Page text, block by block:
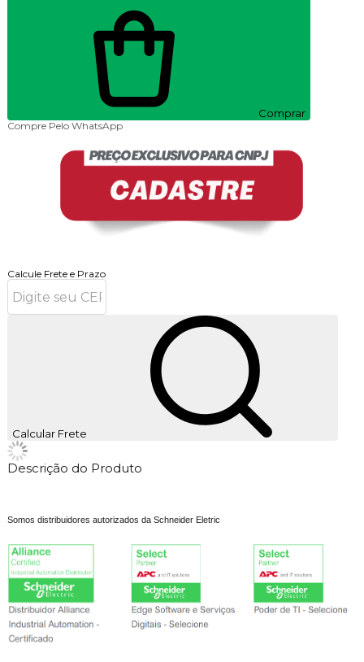
Comprar
Compre Pelo WhatsApp
Calcule Frete e Prazo
Calcular Frete
Descrição do Produto
Somos distribuidores autorizados da Schneider Eletric